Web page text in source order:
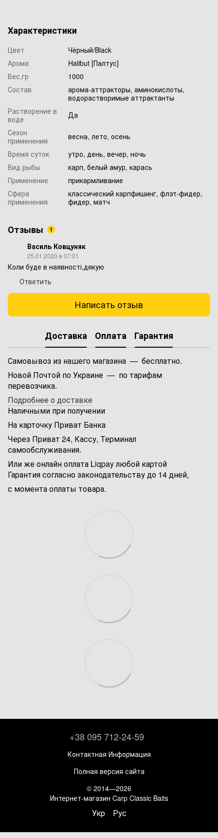
Характеристики
Цвет
Чёрный/Black
Арома
Halibut [Палтус]
Вес,гр
1000
Состав
арома-аттракторы, аминокислоты,
водорастворимые аттрактанты
Растворение в
воде
Да
Сезон
применения
весна, лето, осень
Время суток
утро, день, вечер, ночь
Вид рыбы
карп, белый амур, карась
Применение
прикармливание
Сфера
применения
классический карпфишинг, флэт-фидер,
фидер, матч
Отзывы 1
Василь Ковцуняк
25.01.2020 в 07:01
Коли буде в наявності,дякую
Ответить
Написать отзыв
Доставка Оплата Гарантия
Самовывоз из нашего магазина — бесплатно.
Новой Почтой по Украине — по тарифам
перевозчика.
Подробнее о доставке
Наличными при получении
На карточку Приват Банка
Через Приват 24, Кассу, Терминал
самообслуживания.
Или же онлайн оплата Liqpay любой картой
Гарантия согласно законодательству до 14 дней,
с момента оплаты товара.
+38 095 712-24-59
Контактная Информация
Полная версия сайта
© 2014—2026
Интернет-магазин Carp Classic Baits
Укр Рус